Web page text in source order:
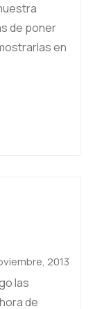
de poner
en
2013
las
de